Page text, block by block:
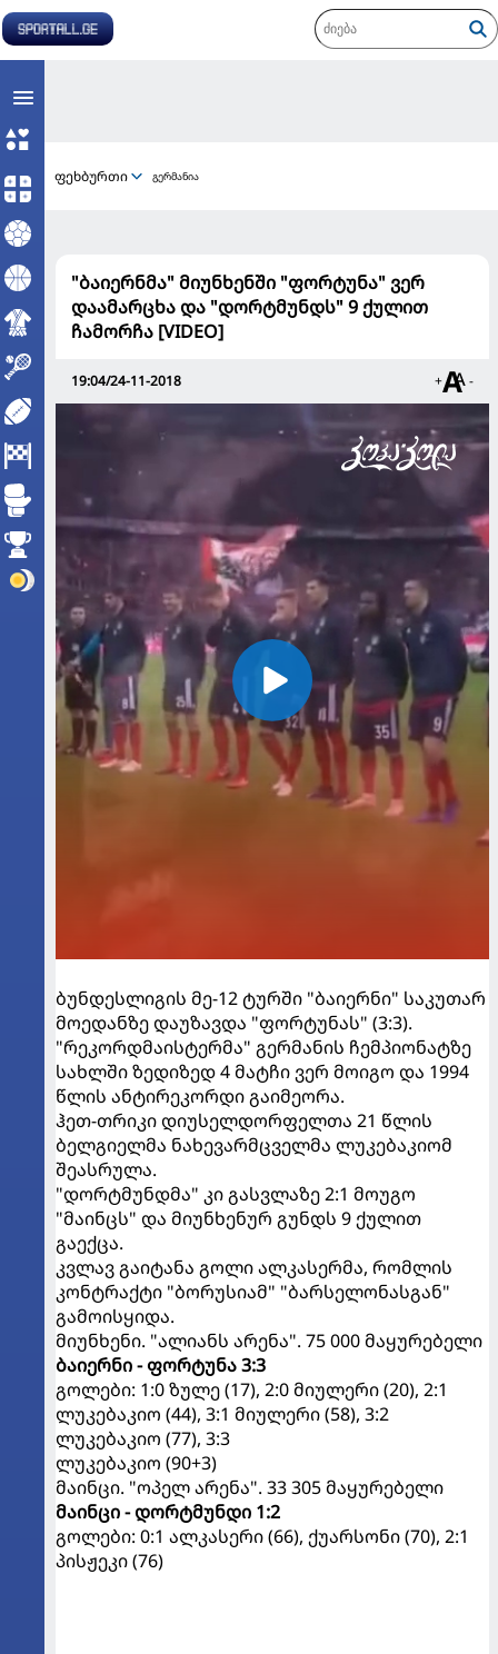
ფეხბურთი გერმანია
"ბაიერნმა" მიუნხენში "ფორტუნა" ვერ
დაამარცხა და "დორტმუნდს" 9 ქულით
ჩამორჩა [VIDEO]
19:04/24-11-2018 + -
ბუნდესლიგის მე-12 ტურში "ბაიერნი" საკუთარ
მოედანზე დაუზავდა "ფორტუნას" (3:3).
"რეკორდმაისტერმა" გერმანის ჩემპიონატზე
სახლში ზედიზედ 4 მატჩი ვერ მოიგო და 1994
წლის ანტირეკორდი გაიმეორა.
ჰეთ-თრიკი დიუსელდორფელთა 21 წლის
ბელგიელმა ნახევარმცველმა ლუკებაკიომ
შეასრულა.
"დორტმუნდმა" კი გასვლაზე 2:1 მოუგო
"მაინცს" და მიუნხენურ გუნდს 9 ქულით
გაექცა.
კვლავ გაიტანა გოლი ალკასერმა, რომლის
კონტრაქტი "ბორუსიამ" "ბარსელონასგან"
გამოისყიდა.
მიუნხენი. "ალიანს არენა". 75 000 მაყურებელი
ბაიერნი - ფორტუნა 3:3
გოლები: 1:0 ზულე (17), 2:0 მიულერი (20), 2:1
ლუკებაკიო (44), 3:1 მიულერი (58), 3:2
ლუკებაკიო (77), 3:3
ლუკებაკიო (90+3)
მაინცი. "ოპელ არენა". 33 305 მაყურებელი
მაინცი - დორტმუნდი 1:2
გოლები: 0:1 ალკასერი (66), ქუარსონი (70), 2:1
პისჟეკი (76)